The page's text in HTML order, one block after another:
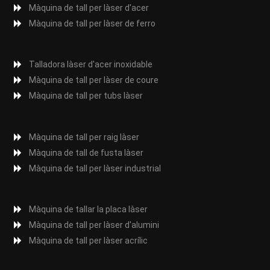
Màquina de tall per làser d'acer
Màquina de tall per làser de ferro
Talladora làser d'acer inoxidable
Màquina de tall per làser de coure
Màquina de tall per tubs làser
Màquina de tall per raig làser
Màquina de tall de fusta làser
Màquina de tall per làser industrial
Màquina de tallar la placa làser
Màquina de tall per làser d'alumini
Màquina de tall per làser acrílic